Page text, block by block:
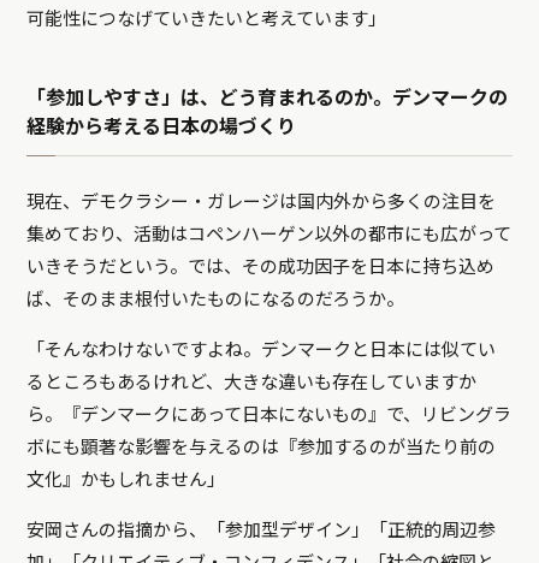
可能性につなげていきたいと考えています」
「参加しやすさ」は、どう育まれるのか。デンマークの
経験から考える日本の場づくり
現在、デモクラシー・ガレージは国内外から多くの注目を
集めており、活動はコペンハーゲン以外の都市にも広がって
いきそうだという。では、その成功因子を日本に持ち込め
ば、そのまま根付いたものになるのだろうか。
「そんなわけないですよね。デンマークと日本には似てい
るところもあるけれど、大きな違いも存在していますか
ら。『デンマークにあって日本にないもの』で、リビングラ
ボにも顕著な影響を与えるのは『参加するのが当たり前の
文化』かもしれません」
安岡さんの指摘から、「参加型デザイン」「正統的周辺参